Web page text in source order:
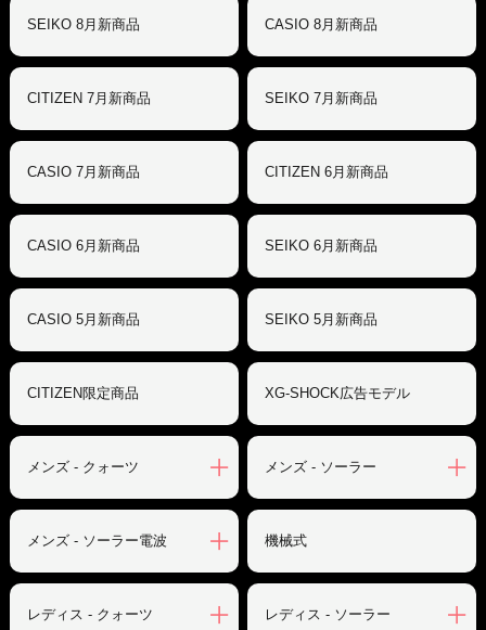
SEIKO 8月新商品 CASIO 8月新商品
CITIZEN 7月新商品 SEIKO 7月新商品
CASIO 7月新商品 CITIZEN 6月新商品
CASIO 6月新商品 SEIKO 6月新商品
CASIO 5月新商品 SEIKO 5月新商品
CITIZEN限定商品 XG-SHOCK広告モデル
メンズ - クォーツ メンズ - ソーラー
メンズ - ソーラー電波 機械式
レディス - クォーツ レディス - ソーラー